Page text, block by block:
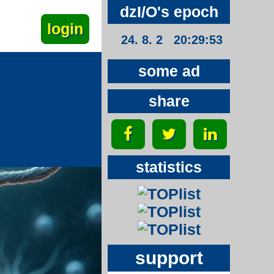
dzI/O's epoch
24. 8. 2 20:29:53
some ad
share
statistics
support